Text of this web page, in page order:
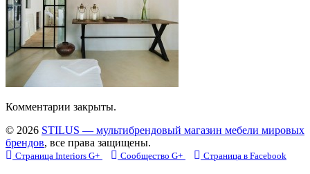
Комментарии закрыты.
© 2026 STILUS — мультибрендовый магазин мебели мировых
брендов, все права защищены.
Страница Interiors G+ Сообщество G+ Страница в Facebook